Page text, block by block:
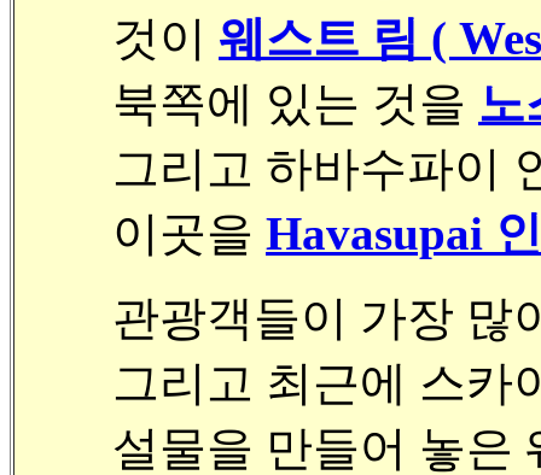
것이 웨스트 림 (
북쪽에 있는 것을 노
그리고 하바수파이
이곳을 Havasupai
관광객들이 가장 많
그리고 최근에 스카
설물을 만들어 놓은